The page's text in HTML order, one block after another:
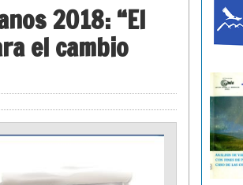
2018: “El
el cambio